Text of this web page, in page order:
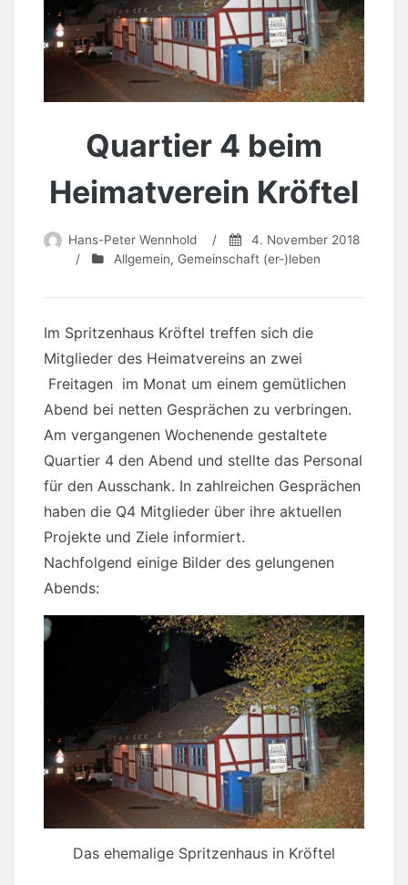
Quartier 4 beim
Heimatverein Kröftel
Hans-Peter Wennhold /
4. November 2018
/
Allgemein, Gemeinschaft (er-)leben
Im Spritzenhaus Kröftel treffen sich die
Mitglieder des Heimatvereins an zwei
Freitagen im Monat um einem gemütlichen
Abend bei netten Gesprächen zu verbringen.
Am vergangenen Wochenende gestaltete
Quartier 4 den Abend und stellte das Personal
für den Ausschank. In zahlreichen Gesprächen
haben die Q4 Mitglieder über ihre aktuellen
Projekte und Ziele informiert.
Nachfolgend einige Bilder des gelungenen
Abends:
Das ehemalige Spritzenhaus in Kröftel